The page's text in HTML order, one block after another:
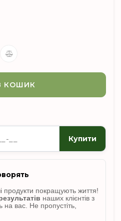
КОШИК
Купити
продукти покращують життя!
наших клієнтів з
на вас. Не пропустіть,